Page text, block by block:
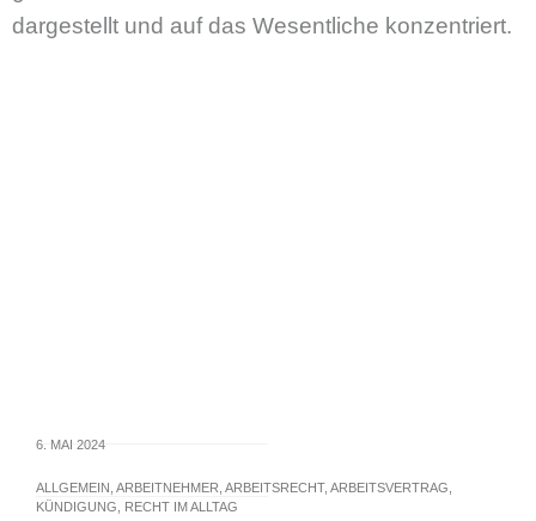
dargestellt und auf das Wesentliche konzentriert.
6. MAI 2024
ALLGEMEIN ARBEITNEHMER ARBEITSRECHT, ARBEITSVERTRAG
KÜNDIGUNG
RECHT IM ALLTAG